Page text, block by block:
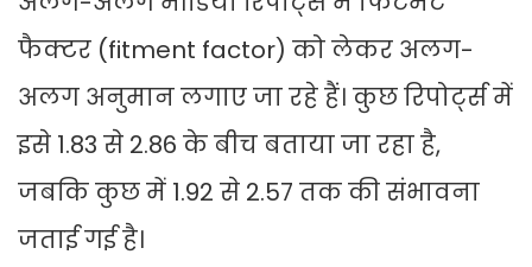
फैक्टर (fitment factor) को लेकर अलग-
अलग अनुमान लगाए जा रहे हैं। कुछ रिपोर्ट्स में
इसे 1.83 से 2.86 के बीच बताया जा रहा है,
जबकि कुछ में 1.92 से 2.57 तक की संभावना
जताई गई है।